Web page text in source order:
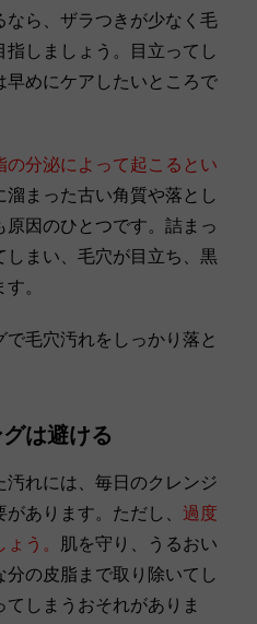
なら、ザラつきが少なく毛
しましょう。目立ってし
早めにケアしたいところで
分泌によって起こるとい
溜まった古い角質や落とし
原因のひとつです。詰まっ
しまい、毛穴が目立ち、黒
。
毛穴汚れをしっかり落と
は避ける
れには、毎日のクレンジ
あります。ただし、 過度
う。
肌を守り、うるおい
の皮脂まで取り除いてし
しまうおそれがありま